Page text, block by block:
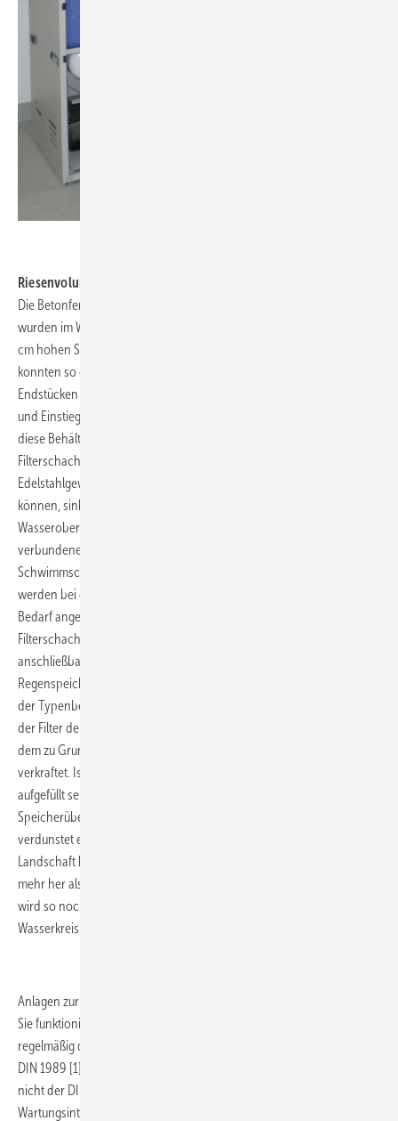
Riesenvolumen fix montiert
Die Betonfertigteile für den Regenspeicher der Brandenburger Schule
wurden im Werk produziert und vom Hersteller vor Ort auf einem 15
cm hohen Sandbett versetzt und verschraubt. Innerhalb eines Tages
konnten so die U-förmigen Segmente mit den zylindrischen
Endstücken verschraubt werden, einschließlich der Abdeckplatten
und Einstiegsöffnungen. Mit entsprechender Erdüberdeckung sind
diese Behälter befahrbar. In den Zulauf des Speichers wurde der
Filterschacht montiert. Schwebstoffe, die die Filterkassetten aus
Edelstahlgewebe mit einer Maschenweite von 0,4 mm nicht passieren
können, sinken als Feinteile zu Boden oder schwimmen auf an die
Wasseroberfläche, wie z. B. Blütenpollen. Das mit dem Filter
verbundene Ablaufrohr gewährleistet, dass weder Sediment noch
Schwimmschicht in den Speicher gelangt. Entlüftung und Überlauf
werden bei dieser Bauweise im Speicher oder im Filterschacht nach
Bedarf angeordnet. Um die Planung zu erleichtern, trägt der
Filterschacht als Produktbezeichnung die Zahl der maximal
anschließbaren Dachfläche. In diesem Fall wurde an den
Regenspeicher mit 300 m³ Fassungsvermögen ein Filterschacht mit
der Typenbezeichnung FS 2500 angeschlossen. Das bedeutet, dass
der Filter den Abfluss einer Dachfläche bis zu 2500 m² rückstaufrei bei
dem zu Grunde gelegten Bemessungsregen von 300 l/s x ha
verkraftet. Ist der Regenwasservorrat im unterirdischen Speicher ganz
aufgefüllt sein und fällt weiterhin Niederschlagswasser an, wird der
Speicherüberlauf in einen Regenwasserteich abgeleitet. Dort
verdunstet ein Teil, ein Teil versickert. Der Teich wurde als Teil der
Landschaft biotopartig angelegt. Das macht natürlich optisch sehr viel
mehr her als ein rein technisches Versickerungsbecken. In jedem Fall
wird so noch auf demselben Grundstück der natürliche
Wasserkreislauf kleinräumig geschlossen.
Anlagen zur Regenwassernutzung sind preiswert und unkompliziert.
Sie funktionieren zuverlässig, wenn Inspektion und Wartung
regelmäßig durchgeführt werden. Bei neuerer Bauart entsprechend
DIN 1989 [1] genügt ein jährlicher Check. Entspricht die Bautechnik
nicht der DIN 1989, sind die Angaben des Herstellers für die
Wartungsintervalle verbindlich. Dann kann es unter Umständen